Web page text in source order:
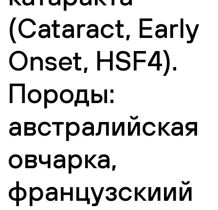
(Cataract, Еarly
Оnset, HSF4).
Породы:
австралийская
овчарка,
французскиий